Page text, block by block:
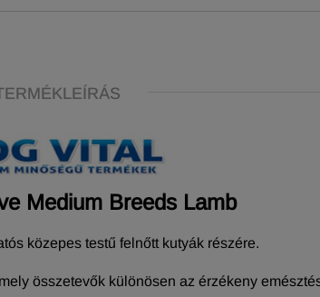
Medium Breeds Lamb
közepes testű felnőtt kutyák részére.
összetevők különösen az érzékeny